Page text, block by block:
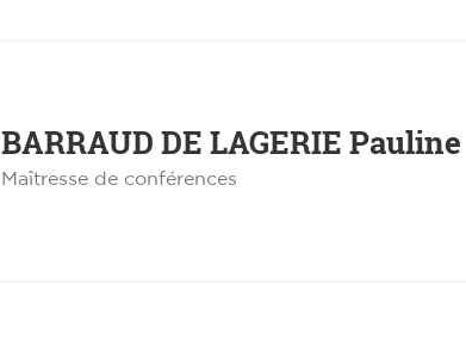
BARRAUD DE LAGERIE Pauline
Maîtresse de conférences